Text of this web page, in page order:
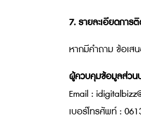
7. รายละเอียดการ
หากมีคำถาม ข้อเส
ผู้ควบคุมข้อมูลส่วน
Email :
เบอร์โทรศัพท์ :